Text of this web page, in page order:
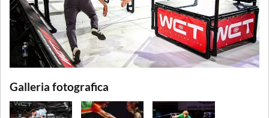
Galleria fotografica